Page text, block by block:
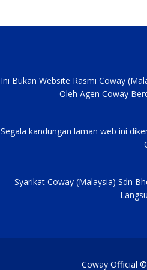
Ini Bukan Website Rasmi Coway
Oleh Agen Coway
Segala kandungan laman web ini
Syarikat Coway (Malaysia) Sdn
Coway Official